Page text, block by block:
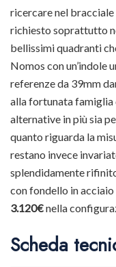
ricercare nel
richiesto soprattutto
bellissimi quadranti
Nomos con un’indole
referenze da 39mm
alla fortunata famiglia
alternative in più sia
quanto riguarda la
restano invece
splendidamente
con fondello in
3.120€nella
Scheda